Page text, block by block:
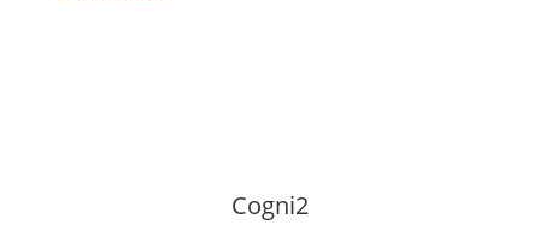
Cogni2